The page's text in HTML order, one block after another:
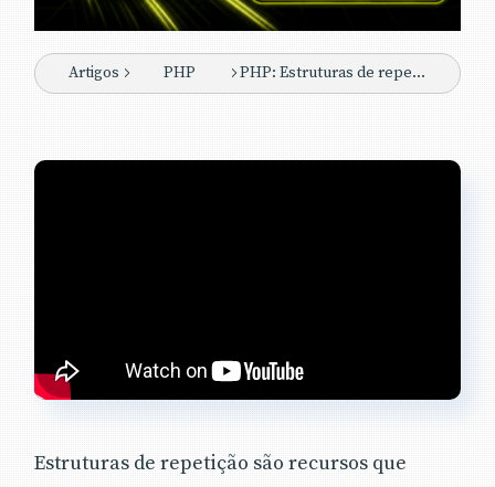
Artigos PHP PHP: Estruturas de repetição For e Foreach
Estruturas de repetição são recursos que